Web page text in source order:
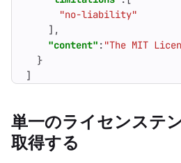
"no-liability"
],
"content" : "The MIT
}
]
単一のライセンステ
取得する